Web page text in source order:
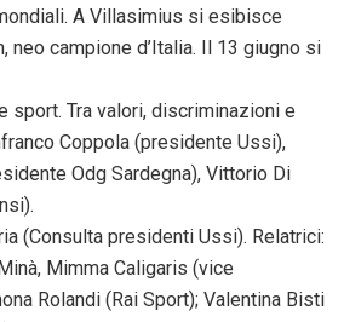
A Villasimius si esibisce
neo campione d’Italia. Il 13 giugno si
sport. Tra valori, discriminazioni e
Coppola (presidente Ussi),
Odg Sardegna), Vittorio Di
(Consulta presidenti Ussi). Relatrici:
Mimma Caligaris (vice
Rolandi (Rai Sport); Valentina Bisti